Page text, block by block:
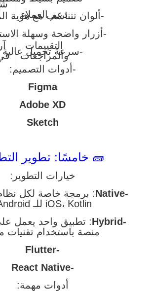
دعم العملاء
التقييمات
والمراجعات
-ألوان تتناسب مع هوية
-أزرار واضحة وسهلة
-سرعة تحميل عالية
-أدوات التصميم:
Figma
Adobe XD
Sketch
🧱 خامسًا: تطوير
خيارات التطوير:
-Native
iOS، Kotlin للـ Android)
-Hybrid
: تطبيق واحد يعمل
منصة باستخدام تقنيات
-Flutter
-React Native
أدوات مهمة: